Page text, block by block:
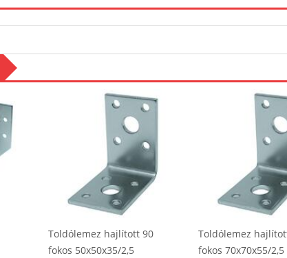
Toldólemez hajlított 90
fokos 50x50x35/2,5
Toldólemez
fokos 70x70x55/2,5